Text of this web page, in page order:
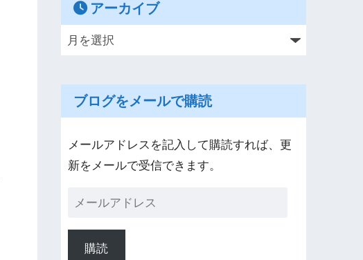
アーカイブ
ブログをメールで購読
メールアドレスを記入して購読すれば、更
新をメールで受信できます。
購読